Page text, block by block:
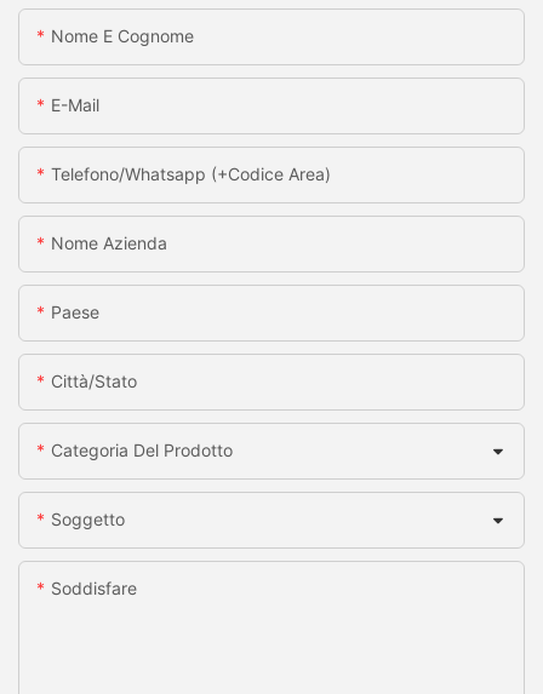
Nome E Cognome
E-Mail
Telefono/whatsapp (+codice Area)
Nome Azienda
Paese
Città/stato
Categoria Del Prodotto
Soggetto
Soddisfare